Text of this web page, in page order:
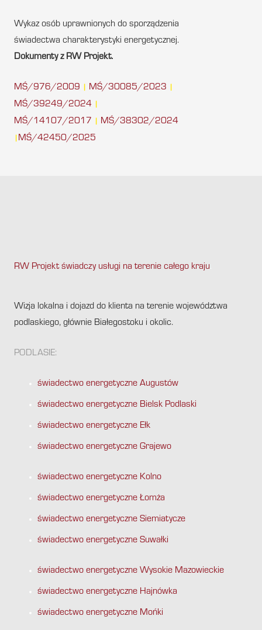
Wykaz osób uprawnionych do sporządzenia
świadectwa charakterystyki energetycznej.
Dokumenty z RW Projekt.
MŚ/976/2009 MŚ/30085/2023
MŚ/39249/2024
MŚ/14107/2017 MŚ/38302/2024
MŚ/42450/2025
RW Projekt świadczy usługi na terenie całego kraju
Wizja lokalna i dojazd do klienta na terenie województwa
podlaskiego, głównie Białegostoku i okolic.
PODLASIE:
świadectwo energetyczne Augustów
świadectwo energetyczne Bielsk Podlaski
świadectwo energetyczne Ełk
świadectwo energetyczne Grajewo
świadectwo energetyczne Kolno
świadectwo energetyczne Łomża
świadectwo energetyczne Siemiatycze
świadectwo energetyczne Suwałki
świadectwo energetyczne Wysokie Mazowieckie
świadectwo energetyczne Hajnówka
świadectwo energetyczne Mońki